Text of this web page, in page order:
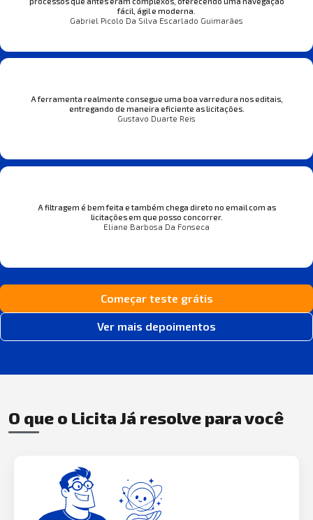
fácil, ágil e moderna.
Gabriel Picolo Da Silva Escarlado Guimarães
A ferramenta realmente consegue uma boa varredura nos editais,
entregando de maneira eficiente as licitações.
Gustavo Duarte Reis
A filtragem é bem feita e também chega direto no email com as
licitações em que posso concorrer.
Eliane Barbosa Da Fonseca
Começar teste grátis
Ver mais depoimentos
O que o Licita Já resolve para você